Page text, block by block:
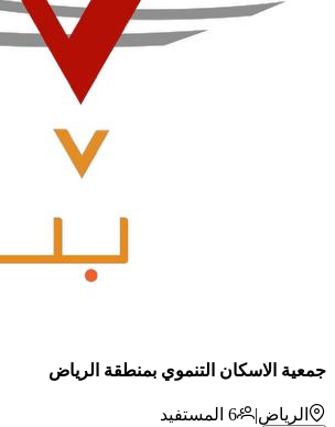
جمعية الاسكان التنموي بمنطقة الرياض
الرياض|
6 المستفيد